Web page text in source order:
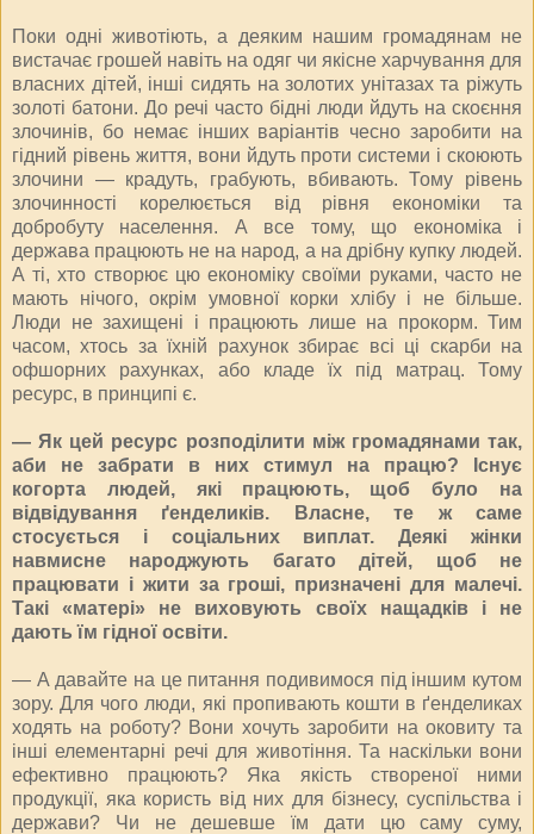
Поки одні животіють, а деяким нашим громадянам не
вистачає грошей навіть на одяг чи якісне харчування для
власних дітей, інші сидять на золотих унітазах та ріжуть
золоті батони. До речі часто бідні люди йдуть на скоєння
злочинів, бо немає інших варіантів чесно заробити на
гідний рівень життя, вони йдуть проти системи і скоюють
злочини — крадуть, грабують, вбивають. Тому рівень
злочинності корелюється від рівня економіки та
добробуту населення. А все тому, що економіка і
держава працюють не на народ, а на дрібну купку людей.
А ті, хто створює цю економіку своїми руками, часто не
мають нічого, окрім умовної корки хлібу і не більше.
Люди не захищені і працюють лише на прокорм. Тим
часом, хтось за їхній рахунок збирає всі ці скарби на
офшорних рахунках, або кладе їх під матрац. Тому
ресурс, в принципі є.
— Як цей ресурс розподілити між громадянами так,
аби не забрати в них стимул на працю? Існує
когорта людей, які працюють, щоб було на
відвідування ґенделиків. Власне, те ж саме
стосується і соціальних виплат. Деякі жінки
навмисне народжують багато дітей, щоб не
працювати і жити за гроші, призначені для малечі.
Такі «матері» не виховують своїх нащадків і не
дають їм гідної освіти.
— А давайте на це питання подивимося під іншим кутом
зору. Для чого люди, які пропивають кошти в ґенделиках
ходять на роботу? Вони хочуть заробити на оковиту та
інші елементарні речі для животіння. Та наскільки вони
ефективно працюють? Яка якість створеної ними
продукції, яка користь від них для бізнесу, суспільства і
держави? Чи не дешевше їм дати цю саму суму,